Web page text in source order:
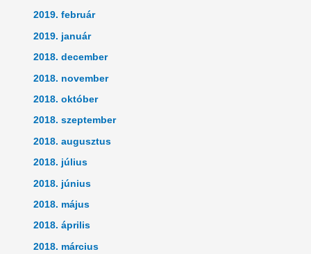
2019. február
2019. január
2018. december
2018. november
2018. október
2018. szeptember
2018. augusztus
2018. július
2018. június
2018. május
2018. április
2018. március